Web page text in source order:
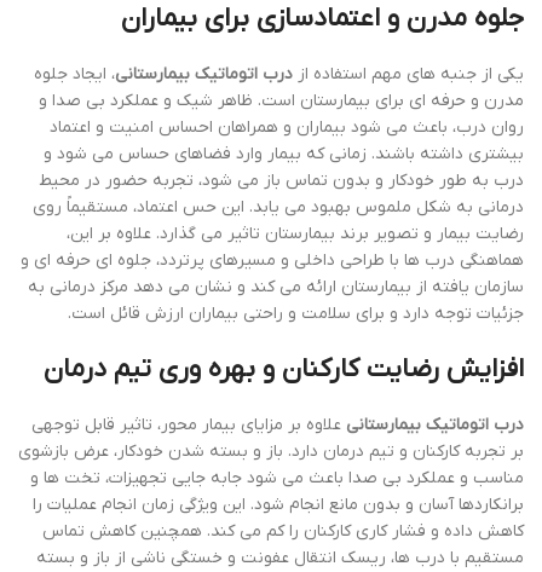
جلوه مدرن و اعتمادسازی برای بیماران
یکی از جنبه های مهم استفاده از درب اتوماتیک بیمارستانی، ایجاد جلوه
مدرن و حرفه ای برای بیمارستان است. ظاهر شیک و عملکرد بی صدا و
روان درب، باعث می شود بیماران و همراهان احساس امنیت و اعتماد
بیشتری داشته باشند. زمانی که بیمار وارد فضاهای حساس می شود و
درب به طور خودکار و بدون تماس باز می شود، تجربه حضور در محیط
درمانی به شکل ملموس بهبود می یابد. این حس اعتماد، مستقیماً روی
رضایت بیمار و تصویر برند بیمارستان تاثیر می گذارد. علاوه بر این،
هماهنگی درب ها با طراحی داخلی و مسیرهای پرتردد، جلوه ای حرفه ای و
سازمان یافته از بیمارستان ارائه می کند و نشان می دهد مرکز درمانی به
جزئیات توجه دارد و برای سلامت و راحتی بیماران ارزش قائل است.
افزایش رضایت کارکنان و بهره وری تیم درمان
درب اتوماتیک بیمارستانی علاوه بر مزایای بیمار محور، تاثیر قابل توجهی
بر تجربه کارکنان و تیم درمان دارد. باز و بسته شدن خودکار، عرض بازشوی
مناسب و عملکرد بی صدا باعث می شود جابه جایی تجهیزات، تخت ها و
برانکاردها آسان و بدون مانع انجام شود. این ویژگی زمان انجام عملیات را
کاهش داده و فشار کاری کارکنان را کم می کند. همچنین کاهش تماس
مستقیم با درب ها، ریسک انتقال عفونت و خستگی ناشی از باز و بسته